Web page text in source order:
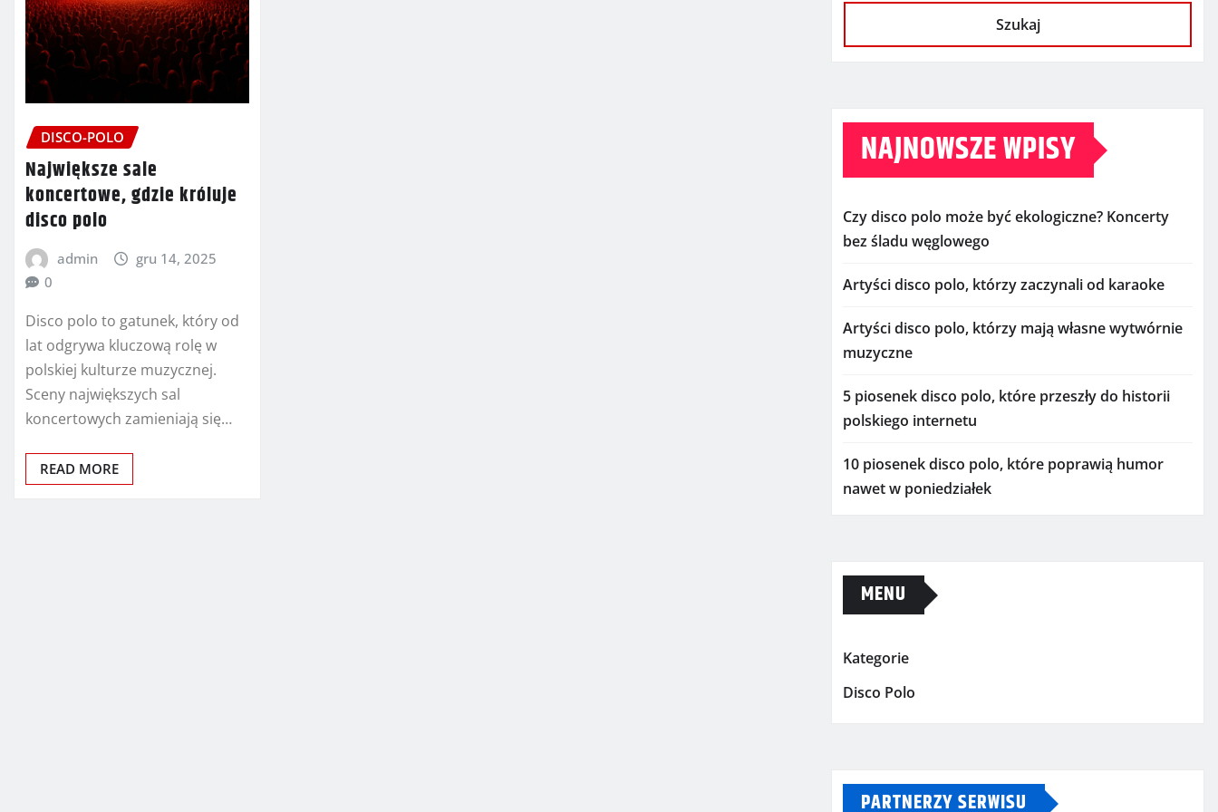
DISCO-POLO
Największe sale
koncertowe, gdzie króluje
disco polo
admin
gru 14, 2025
0
Disco polo to gatunek, który od
lat odgrywa kluczową rolę w
polskiej kulturze muzycznej.
Sceny największych sal
koncertowych zamieniają się…
READ MORE
Szukaj
NAJNOWSZE WPISY
Czy disco polo może być ekologiczne? Koncerty
bez śladu węglowego
Artyści disco polo, którzy zaczynali od karaoke
Artyści disco polo, którzy mają własne wytwórnie
muzyczne
5 piosenek disco polo, które przeszły do historii
polskiego internetu
10 piosenek disco polo, które poprawią humor
nawet w poniedziałek
MENU
Kategorie
Disco Polo
PARTNERZY SERWISU